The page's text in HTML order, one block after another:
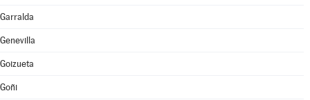
Garralda
Genevilla
Goizueta
Goñi